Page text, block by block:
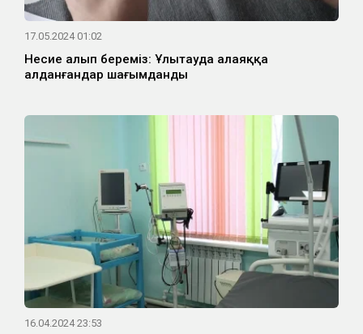
17.05.2024 01:02
Несие алып береміз: Ұлытауда алаяққа
алданғандар шағымданды
16.04.2024 23:53